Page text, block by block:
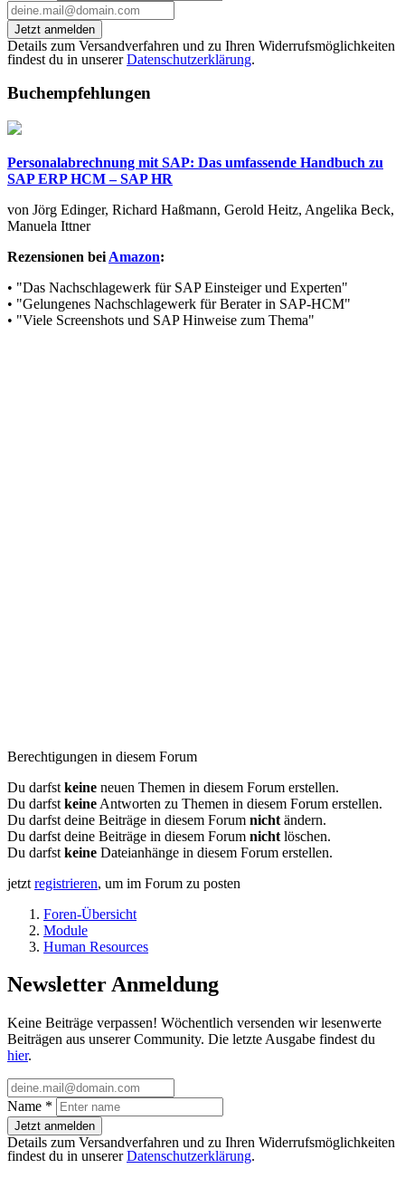
Jetzt anmelden
Details zum Versandverfahren und zu Ihren Widerrufsmöglichkeiten
findest du in unsererDatenschutzerklärung.
Buchempfehlungen
Personalabrechnung mit SAP: Das umfassende Handbuch zu
SAP ERP HCM – SAP HR
von Jörg Edinger, Richard Haßmann, Gerold Heitz, Angelika Beck,
Manuela Ittner
Rezensionen bei Amazon:
• "Das Nachschlagewerk für SAP Einsteiger und Experten"
• "Gelungenes Nachschlagewerk für Berater in SAP-HCM"
• "Viele Screenshots und SAP Hinweise zum Thema"
Berechtigungen in diesem Forum
Du darfst keine neuen Themen in diesem Forum erstellen.
Du darfst keine Antworten zu Themen in diesem Forum erstellen.
Du darfst deine Beiträge in diesem Forum nicht ändern.
Du darfst deine Beiträge in diesem Forum nicht löschen.
Du darfst keine Dateianhänge in diesem Forum erstellen.
jetzt registrieren, um im Forum zu posten
Foren-Übersicht
Module
Human Resources
Newsletter Anmeldung
Keine Beiträge verpassen! Wöchentlich versenden wir lesenwerte
Beiträgen aus unserer Community. Die letzte Ausgabe findest du
hier.
Name *
Jetzt anmelden
Details zum Versandverfahren und zu Ihren Widerrufsmöglichkeiten
findest du in unsererDatenschutzerklärung.